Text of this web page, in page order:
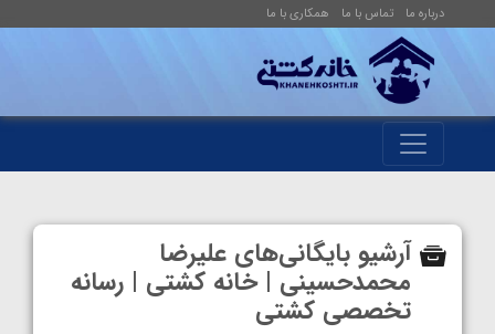
درباره ما تماس با ما همکاری با ما
آرشیو بایگانی‌های علیرضا
محمدحسینی | خانه کشتی | رسانه
تخصصی کشتی